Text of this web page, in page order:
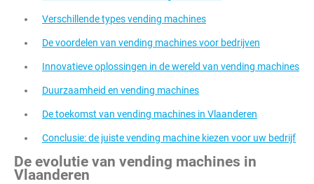
Verschillende types vending machines
De voordelen van vending machines voor bedrijven
Innovatieve oplossingen in de wereld van vending machines
Duurzaamheid en vending machines
De toekomst van vending machines in Vlaanderen
Conclusie: de juiste vending machine kiezen voor uw bedrijf
De evolutie van vending machines in
Vlaanderen